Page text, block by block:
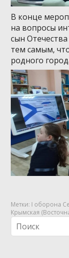
В конце
на вопросы
сын
тем самым,
родного
Метки: I оборона
Крымская